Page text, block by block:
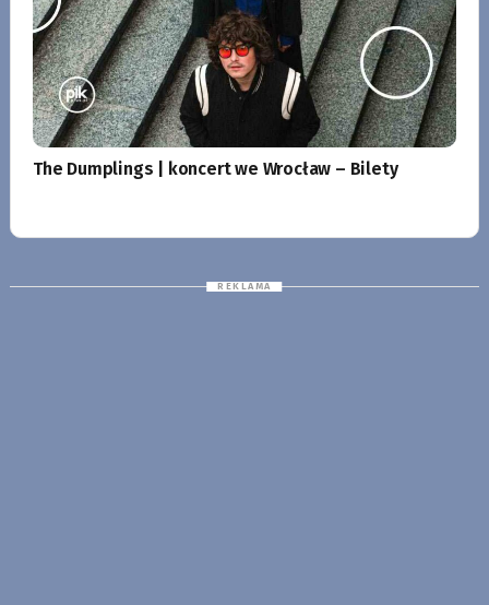
The Dumplings | koncert we Wrocław – Bilety